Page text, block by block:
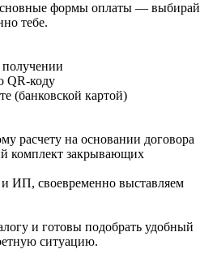
формы оплаты — выбирай
тебе.
QR-коду
(банковской картой)
расчету на основании договора
комплект закрывающих
ИП, своевременно выставляем
и готовы подобрать удобный
ситуацию.